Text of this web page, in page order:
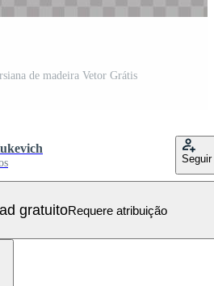
de madeira Vetor Grátis
Seguir
gratuitoRequere atribuição